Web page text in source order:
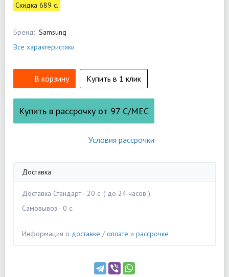
Скидка 689 c.
Бренд: Samsung
Все характеристики
В корзину Купить в 1 клик
Купить в рассрочку от 97 С/МЕС
Условия рассрочки
Доставка
Доставка Стандарт - 20 c. ( до 24 часов )
Самовывоз - 0 c.
Информация о доставке /оплате и рассрочке